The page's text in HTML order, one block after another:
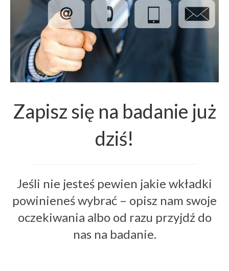
Zapisz się na badanie już
dziś!
Jeśli nie jesteś pewien jakie wkładki
powinieneś wybrać – opisz nam swoje
oczekiwania albo od razu przyjdź do
nas na badanie.